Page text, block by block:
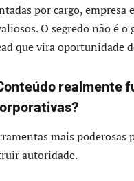
por cargo, empresa
O segredo não é o
que vira oportunidade
realmente
mais poderosas
autoridade.